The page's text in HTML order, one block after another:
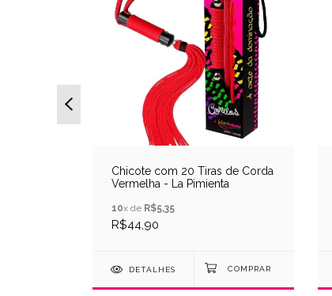
Chicote com 20 Tiras de Corda
Vermelha - La Pimienta
10x de R$5,35
R$44,90
DETALHES